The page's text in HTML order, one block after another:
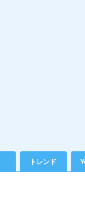
トレンド